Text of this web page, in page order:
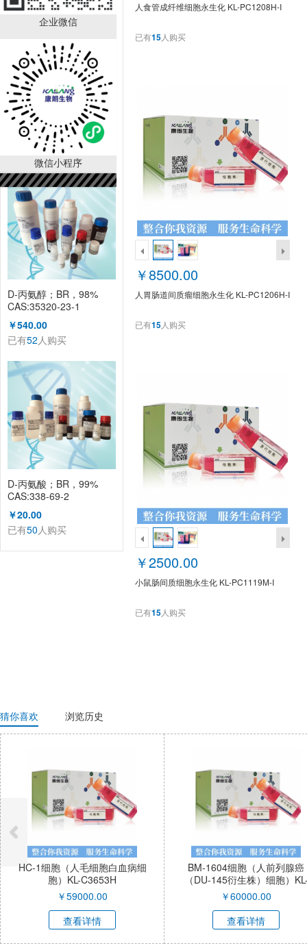
企业微信
微信小程序
DL-丙氨酸；BR，98.5%
CAS:302-72-
7（KL1003A）
￥10.00
52 人购买
D-丙氨醇；BR，98%
CAS:35320-23-1
KL1008A
￥540.00
已有52人购买
D-丙氨酸；BR，99%
CAS:338-69-2
（KL1002A）
￥20.00
已有50人购买
人食管成纤维细胞永生化 KL-PC1208H-I
已有15人购买
￥8500.00
人胃肠道间质瘤细胞永生化 KL-PC1206H-I
已有15人购买
￥2500.00
小鼠肠间质细胞永生化 KL-PC1119M-I
已有15人购买
猜你喜欢 浏览历史
HC-1细胞（人毛细胞白血病细
胞）KL-C3653H
￥59000.00
查看详情
BM-1604细胞（人前列腺癌
（DU-145衍生株）细胞）
C3654H
￥60000.00
查看详情